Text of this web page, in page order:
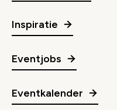
Inspiratie
Eventjobs
Eventkalender